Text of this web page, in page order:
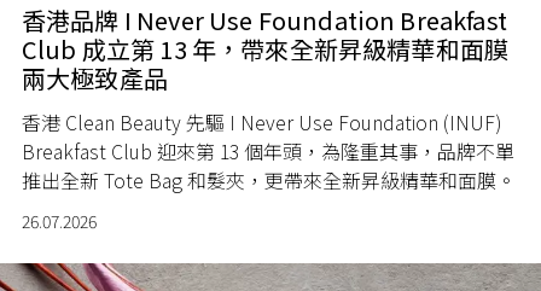
香港品牌 I Never Use Foundation Breakfast
Club 成立第 13 年，帶來全新昇級精華和面膜
兩大極致產品
香港 Clean Beauty 先驅 I Never Use Foundation (INUF)
Breakfast Club 迎來第 13 個年頭，為隆重其事，品牌不單
推出全新 Tote Bag 和髮夾，更帶來全新昇級精華和面膜。
26.07.2026